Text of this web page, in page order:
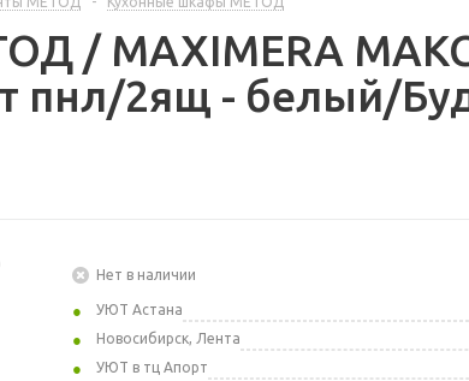
/ MAXIMERA
пнл/2ящ - белый/
Нет в наличии
УЮТ Астана
Новосибирск, Лента
УЮТ в тц Апорт